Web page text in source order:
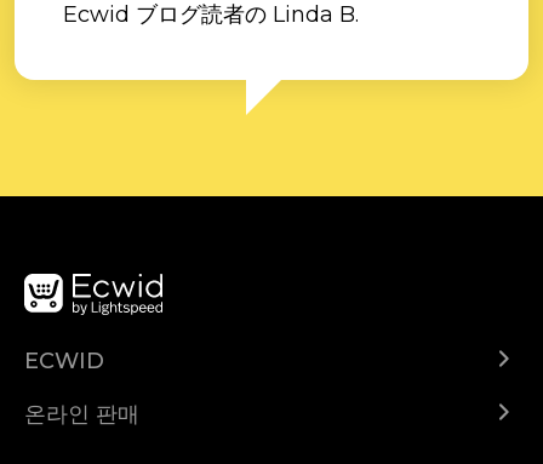
Ecwid ブログ読者の Linda B.
ECWID
도움말 센터
온라인 판매